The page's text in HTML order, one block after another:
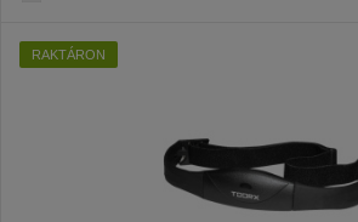
RAKTÁRON